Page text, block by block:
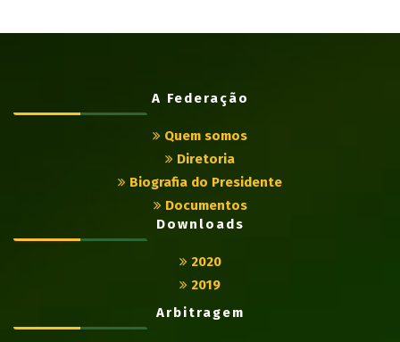
A Federação
Quem somos
Diretoria
Biografia do Presidente
Documentos
Downloads
2020
2019
Arbitragem